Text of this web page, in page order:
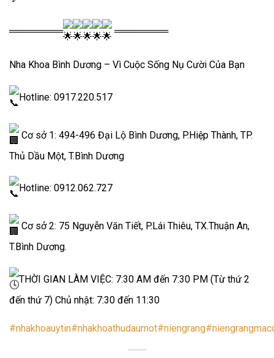
════════ ════════
Nha Khoa Bình Dương – Vì Cuộc Sống Nụ Cười Của Bạn
Hotline: 0917.220.517
Cơ sở 1: 494-496 Đại Lộ Bình Dương, P.Hiệp Thành, TP.
Thủ Dầu Một, T.Bình Dương
Hotline: 0912.062.727
Cơ sở 2: 75 Nguyễn Văn Tiết, P.Lái Thiêu, TX.Thuận An,
T.Bình Dương.
THỜI GIAN LÀM VIỆC: 7:30 AM đến 7:30 PM (Từ thứ 2
đến thứ 7) Chủ nhật: 7:30 đến 11:30
#nhakhoauytin#nhakhoathudaumot#niengrang